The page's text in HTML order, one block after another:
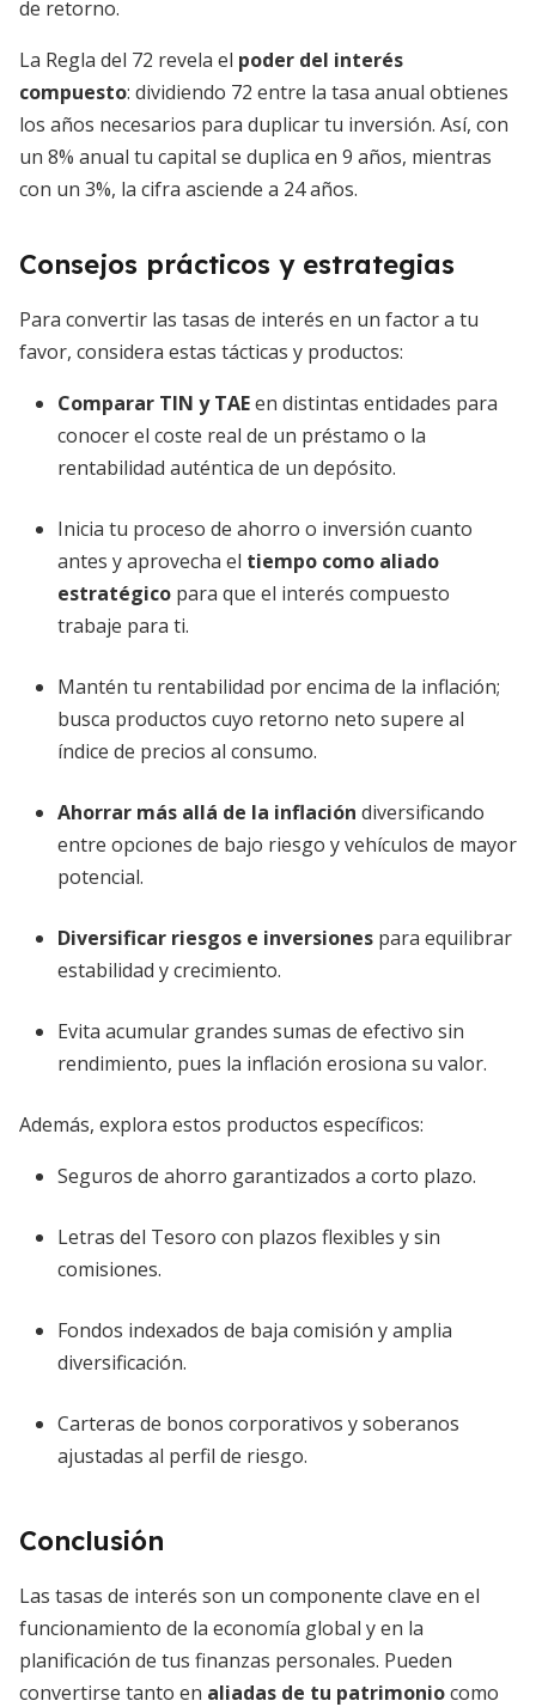
de retorno.
La Regla del 72 revela el poder del interés
compuesto: dividiendo 72 entre la tasa anual obtienes
los años necesarios para duplicar tu inversión. Así, con
un 8% anual tu capital se duplica en 9 años, mientras
con un 3%, la cifra asciende a 24 años.
Consejos prácticos y estrategias
Para convertir las tasas de interés en un factor a tu
favor, considera estas tácticas y productos:
Comparar TIN y TAEen distintas entidades para
conocer el coste real de un préstamo o la
rentabilidad auténtica de un depósito.
Inicia tu proceso de ahorro o inversión cuanto
antes y aprovecha el tiempo como aliado
estratégico para que el interés compuesto
trabaje para ti.
Mantén tu rentabilidad por encima de la inflación;
busca productos cuyo retorno neto supere al
índice de precios al consumo.
Ahorrar más allá de la inflación diversificando
entre opciones de bajo riesgo y vehículos de mayor
potencial.
Diversificar riesgos e inversiones para equilibrar
estabilidad y crecimiento.
Evita acumular grandes sumas de efectivo sin
rendimiento, pues la inflación erosiona su valor.
Además, explora estos productos específicos:
Seguros de ahorro garantizados a corto plazo.
Letras del Tesoro con plazos flexibles y sin
comisiones.
Fondos indexados de baja comisión y amplia
diversificación.
Carteras de bonos corporativos y soberanos
ajustadas al perfil de riesgo.
Conclusión
Las tasas de interés son un componente clave en el
funcionamiento de la economía global y en la
planificación de tus finanzas personales. Pueden
convertirse tanto en aliadas de tu patrimoniocomo